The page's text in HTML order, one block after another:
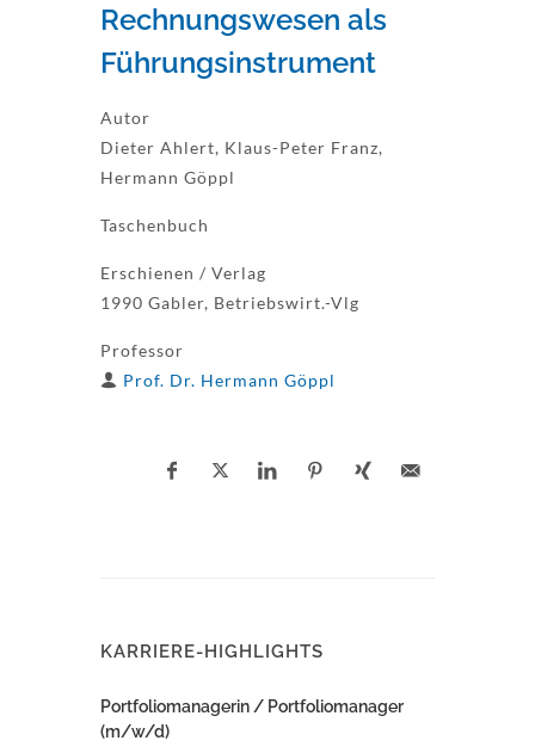
Rechnungswesen als
Führungsinstrument
Autor
Dieter Ahlert, Klaus-Peter Franz,
Hermann Göppl
Taschenbuch
Erschienen / Verlag
1990 Gabler, Betriebswirt.-Vlg
Professor
Prof. Dr. Hermann Göppl
KARRIERE-HIGHLIGHTS
Portfoliomanagerin / Portfoliomanager
(m/w/d)